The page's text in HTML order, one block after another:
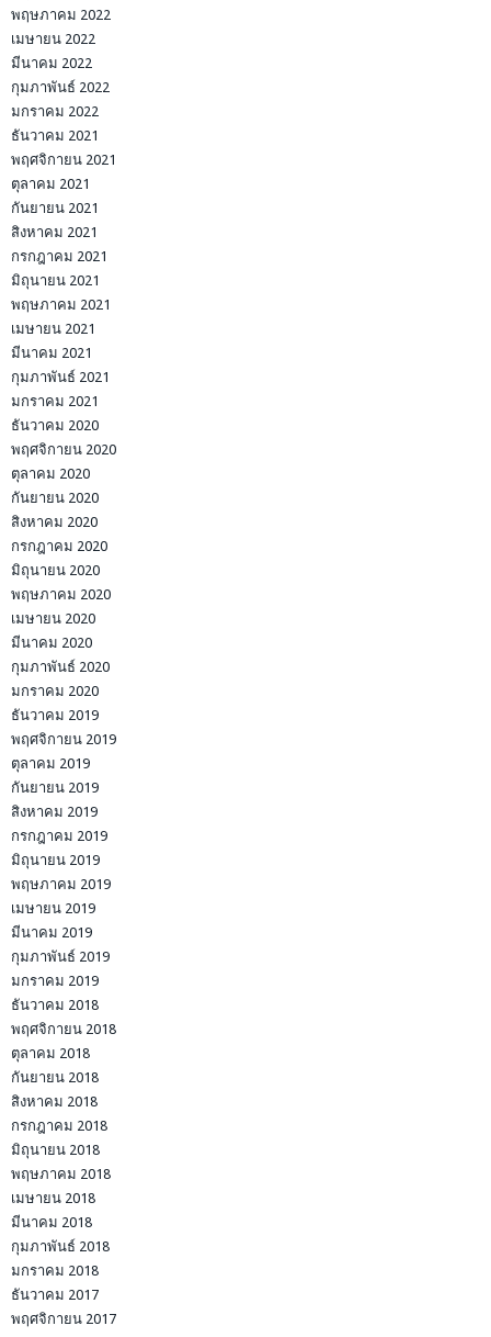
พฤษภาคม 2022
เมษายน 2022
มีนาคม 2022
กุมภาพันธ์ 2022
มกราคม 2022
ธันวาคม 2021
พฤศจิกายน 2021
ตุลาคม 2021
กันยายน 2021
สิงหาคม 2021
กรกฎาคม 2021
มิถุนายน 2021
พฤษภาคม 2021
เมษายน 2021
มีนาคม 2021
กุมภาพันธ์ 2021
มกราคม 2021
ธันวาคม 2020
พฤศจิกายน 2020
ตุลาคม 2020
กันยายน 2020
สิงหาคม 2020
กรกฎาคม 2020
มิถุนายน 2020
พฤษภาคม 2020
เมษายน 2020
มีนาคม 2020
กุมภาพันธ์ 2020
มกราคม 2020
ธันวาคม 2019
พฤศจิกายน 2019
ตุลาคม 2019
กันยายน 2019
สิงหาคม 2019
กรกฎาคม 2019
มิถุนายน 2019
พฤษภาคม 2019
เมษายน 2019
มีนาคม 2019
กุมภาพันธ์ 2019
มกราคม 2019
ธันวาคม 2018
พฤศจิกายน 2018
ตุลาคม 2018
กันยายน 2018
สิงหาคม 2018
กรกฎาคม 2018
มิถุนายน 2018
พฤษภาคม 2018
เมษายน 2018
มีนาคม 2018
กุมภาพันธ์ 2018
มกราคม 2018
ธันวาคม 2017
พฤศจิกายน 2017